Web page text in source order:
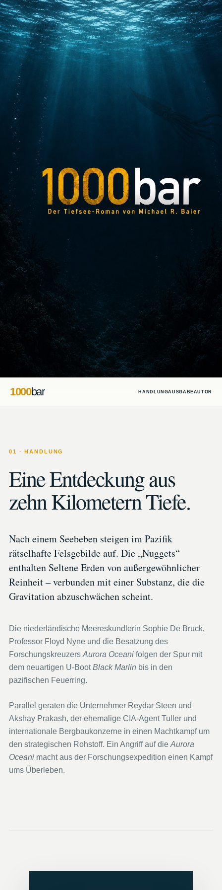
1000bar HANDLUNGAUSGABEAUTOR
01 · HANDLUNG
Eine Entdeckung aus
zehn Kilometern Tiefe.
Nach einem Seebeben steigen im Pazifik
rätselhafte Felsgebilde auf. Die „Nuggets“
enthalten Seltene Erden von außergewöhnlicher
Reinheit – verbunden mit einer Substanz, die die
Gravitation abzuschwächen scheint.
Die niederländische Meereskundlerin Sophie De Bruck,
Professor Floyd Nyne und die Besatzung des
Forschungskreuzers Aurora Oceani folgen der Spur mit
dem neuartigen U-BootBlack Marlin bis in den
pazifischen Feuerring.
Parallel geraten die Unternehmer Reydar Steen und
Akshay Prakash, der ehemalige CIA-Agent Tuller und
internationale Bergbaukonzerne in einen Machtkampf um
den strategischen Rohstoff. Ein Angriff auf die Aurora
Oceani macht aus der Forschungsexpedition einen Kampf
ums Überleben.